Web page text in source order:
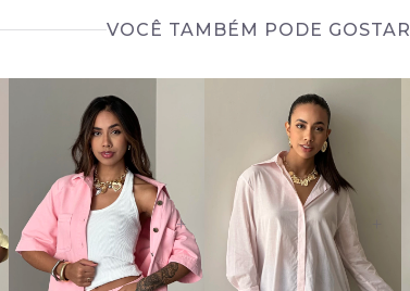
VOCÊ TAMBÉM PODE GOSTAR
+